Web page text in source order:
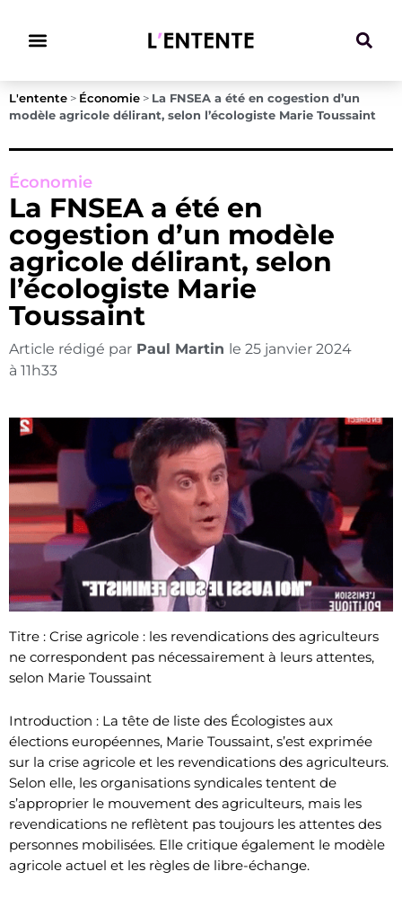
L'entente > Économie > La FNSEA a été en cogestion d’un
modèle agricole délirant, selon l’écologiste Marie Toussaint
Économie
La FNSEA a été en
cogestion d’un modèle
agricole délirant, selon
l’écologiste Marie
Toussaint
Article rédigé par Paul Martin le 25 janvier 2024
à 11h33
Titre : Crise agricole : les revendications des agriculteurs
ne correspondent pas nécessairement à leurs attentes,
selon Marie Toussaint
Introduction : La tête de liste des Écologistes aux
élections européennes, Marie Toussaint, s’est exprimée
sur la crise agricole et les revendications des agriculteurs.
Selon elle, les organisations syndicales tentent de
s’approprier le mouvement des agriculteurs, mais les
revendications ne reflètent pas toujours les attentes des
personnes mobilisées. Elle critique également le modèle
agricole actuel et les règles de libre-échange.